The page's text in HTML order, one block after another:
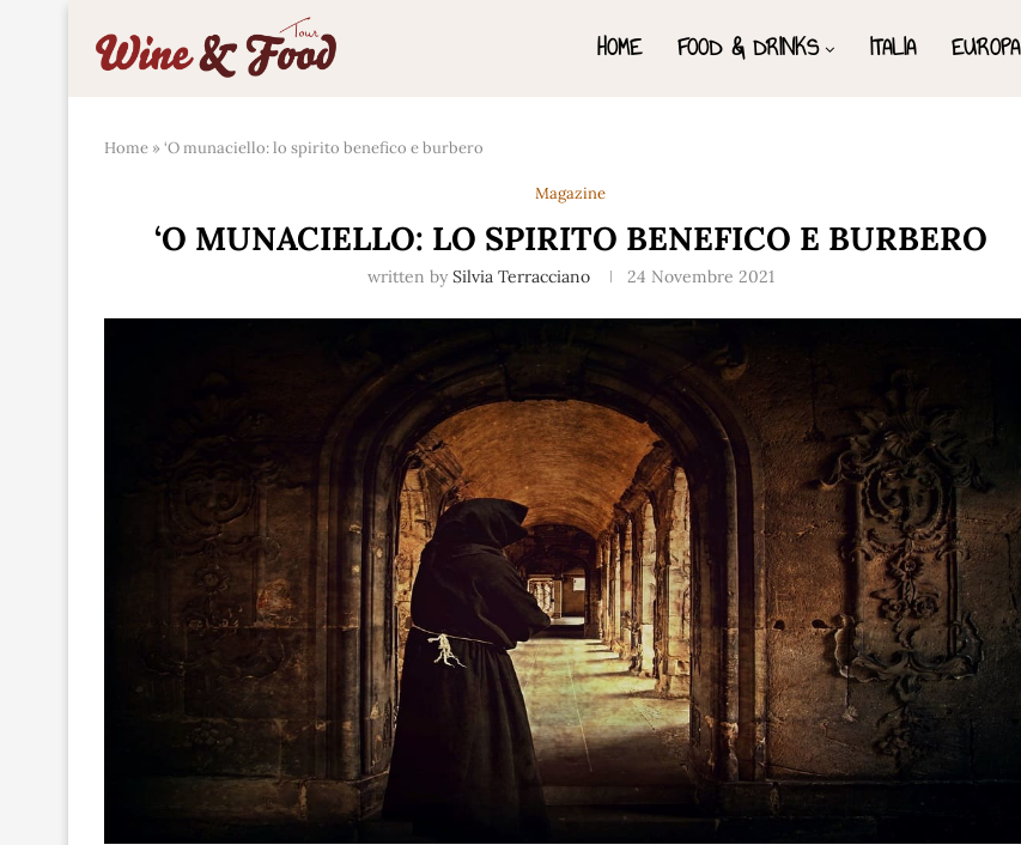
HOME FOOD & DRINKS ITALIA EUROPA
Home »‘O munaciello: lo spirito benefico e burbero
Magazine
‘O MUNACIELLO: LO SPIRITO BENEFICO E BURBERO
written by Silvia Terracciano 24 Novembre 2021